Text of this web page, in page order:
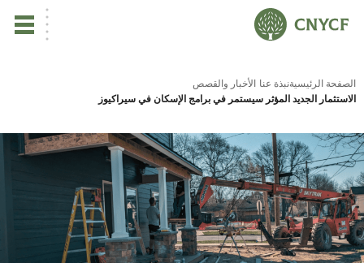
الصفحة الرئيسيةنبذة عنا الأخبار والقصص
الاستثمار الجديد المؤثر سيستمر في برامج الإسكان في سيراكيوز